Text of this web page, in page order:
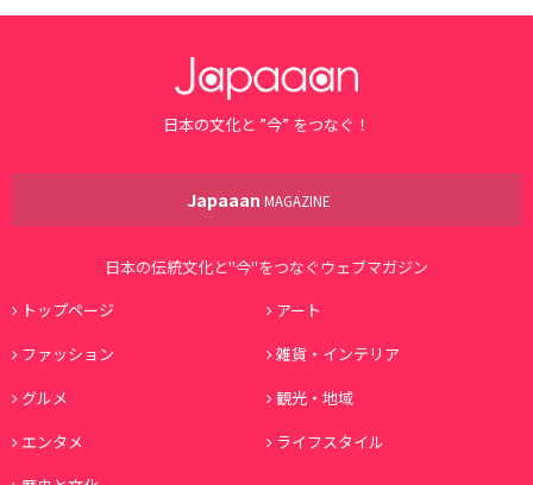
日本の文化と ”今” をつなぐ！
Japaaan MAGAZINE
日本の伝統文化と"今"をつなぐウェブマガジン
トップページ
アート
ファッション
雑貨・インテリア
グルメ
観光・地域
エンタメ
ライフスタイル